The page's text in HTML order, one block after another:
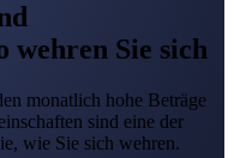
wehren Sie sich
monatlich hohe Beträge
sind eine der
wie Sie sich wehren.